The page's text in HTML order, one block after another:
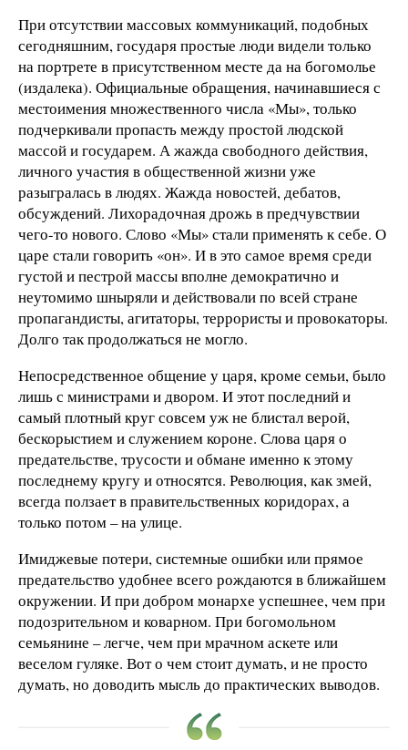
При отсутствии массовых коммуникаций, подобных
сегодняшним, государя простые люди видели только
на портрете в присутственном месте да на богомолье
(издалека). Официальные обращения, начинавшиеся с
местоимения множественного числа «Мы», только
подчеркивали пропасть между простой людской
массой и государем. А жажда свободного действия,
личного участия в общественной жизни уже
разыгралась в людях. Жажда новостей, дебатов,
обсуждений. Лихорадочная дрожь в предчувствии
чего-то нового. Слово «Мы» стали применять к себе. О
царе стали говорить «он». И в это самое время среди
густой и пестрой массы вполне демократично и
неутомимо шныряли и действовали по всей стране
пропагандисты, агитаторы, террористы и провокаторы.
Долго так продолжаться не могло.
Непосредственное общение у царя, кроме семьи, было
лишь с министрами и двором. И этот последний и
самый плотный круг совсем уж не блистал верой,
бескорыстием и служением короне. Слова царя о
предательстве, трусости и обмане именно к этому
последнему кругу и относятся. Революция, как змей,
всегда ползает в правительственных коридорах, а
только потом – на улице.
Имиджевые потери, системные ошибки или прямое
предательство удобнее всего рождаются в ближайшем
окружении. И при добром монархе успешнее, чем при
подозрительном и коварном. При богомольном
семьянине – легче, чем при мрачном аскете или
веселом гуляке. Вот о чем стоит думать, и не просто
думать, но доводить мысль до практических выводов.